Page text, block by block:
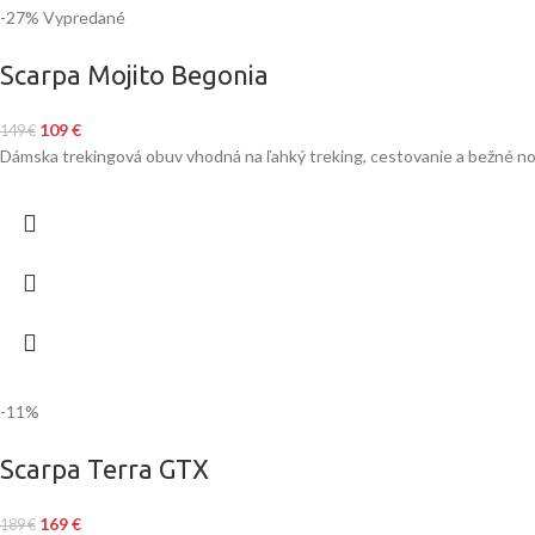
-27% Vypredané
Scarpa Mojito Begonia
149€ 109€
Dámska trekingová obuv vhodná na ľahký treking, cestovanie a bežné
-11%
Scarpa Terra GTX
189€ 169€